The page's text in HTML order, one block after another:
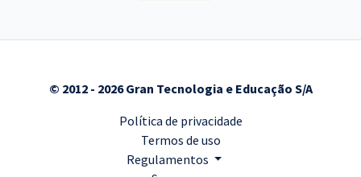
© 2012 - 2026 Gran Tecnologia e Educação S/A
Política de privacidade
Termos de uso
Regulamentos